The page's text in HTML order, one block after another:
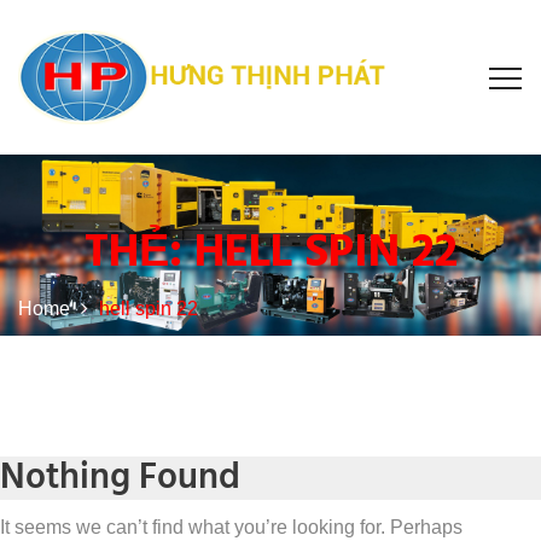
THẺ:HELL SPIN 22
Home hell spin 22
Nothing Found
It seems we can’t find what you’re looking for. Perhaps